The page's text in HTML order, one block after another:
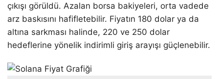
çıkışı görüldü. Azalan borsa bakiyeleri, orta vadede
arz baskısını hafifletebilir. Fiyatın 180 dolar ya da
altına sarkması halinde, 220 ve 250 dolar
hedeflerine yönelik indirimli giriş arayışı güçlenebilir.